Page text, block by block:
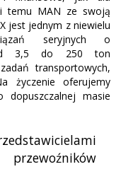
temu MAN ze swoją
jest jednym z niewielu
seryjnych o
od 3,5 do 250 ton
transportowych,
życzenie oferujemy
dopuszczalnej masie